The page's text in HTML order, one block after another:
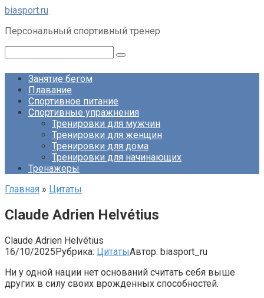
Перейти
контенту
biasport.ru
Персональный спортивный тренер
Занятие бегом
Плавание
Спортивное питание
Спортивные упражнения
Тренировки для мужчин
Тренировки для женщин
Тренировки для дома
Тренировки для начинающих
Тренажеры
Главная » Цитаты
Claude Adrien Helvétius
Claude Adrien Helvétius
16/10/2025Рубрика: ЦитатыАвтор: biasport_ru
Ни у одной нации нет оснований считать себя выше
других в силу своих врожденных способностей.